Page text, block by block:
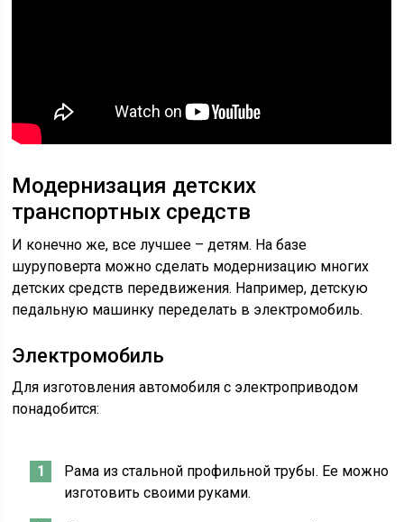
Модернизация детских
транспортных средств
И конечно же, все лучшее – детям. На базе
шуруповерта можно сделать модернизацию многих
детских средств передвижения. Например, детскую
педальную машинку переделать в электромобиль.
Электромобиль
Для изготовления автомобиля с электроприводом
понадобится:
Рама из стальной профильной трубы. Ее можно
изготовить своими руками.